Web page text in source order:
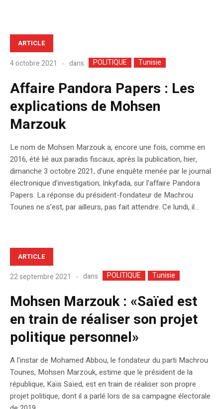
ARTICLE
4 octobre 2021 dans POLITIQUE Tunisie
Affaire Pandora Papers : Les
explications de Mohsen
Marzouk
Le nom de Mohsen Marzouk a, encore une fois, comme en
2016, été lié aux paradis fiscaux, après la publication, hier,
dimanche 3 octobre 2021, d’une enquête menée par le journal
électronique d’investigation, Inkyfada, sur l’affaire Pandora
Papers. La réponse du président-fondateur de Machrou
Tounes ne s’est, par ailleurs, pas fait attendre. Ce lundi, il...
ARTICLE
22 septembre 2021 dans POLITIQUE Tunisie
Mohsen Marzouk : «Saïed est
en train de réaliser son projet
politique personnel»
A l’instar de Mohamed Abbou, le fondateur du parti Machrou
Tounes, Mohsen Marzouk, estime que le président de la
république, Kaïs Saïed, est en train de réaliser son propre
projet politique, dont il a parlé lors de sa campagne électorale